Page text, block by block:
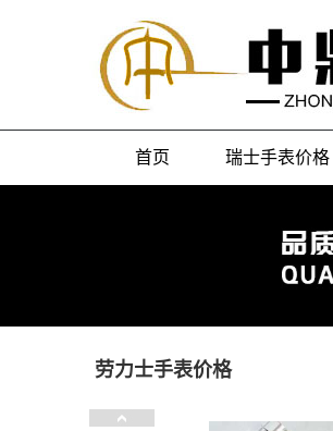
首页 瑞士手表价格
劳力士手表价格